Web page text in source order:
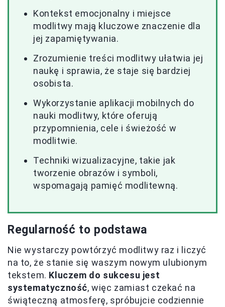
Kontekst emocjonalny i miejsce
modlitwy mają kluczowe znaczenie dla
jej zapamiętywania.
Zrozumienie treści modlitwy ułatwia jej
naukę i sprawia, że staje się bardziej
osobista.
Wykorzystanie aplikacji mobilnych do
nauki modlitwy, które oferują
przypomnienia, cele i świeżość w
modlitwie.
Techniki wizualizacyjne, takie jak
tworzenie obrazów i symboli,
wspomagają pamięć modlitewną.
Regularność to podstawa
Nie wystarczy powtórzyć modlitwy raz i liczyć
na to, że stanie się waszym nowym ulubionym
tekstem. Kluczem do sukcesu jest
systematyczność, więc zamiast czekać na
świąteczną atmosferę, spróbujcie codziennie